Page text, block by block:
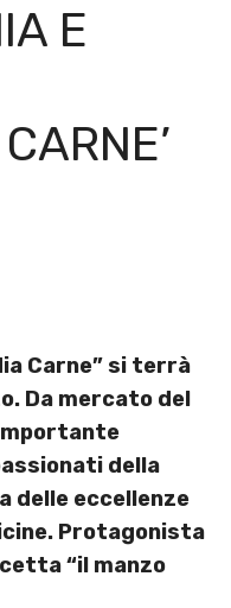
E
Carne” si terrà
Da mercato del
della
delle eccellenze
Protagonista
“il manzo